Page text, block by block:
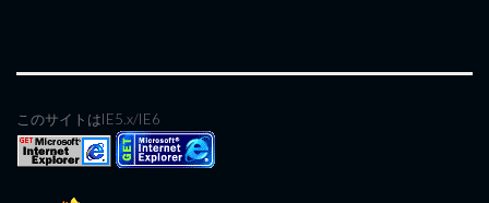
このサイトはIE5.x/IE6